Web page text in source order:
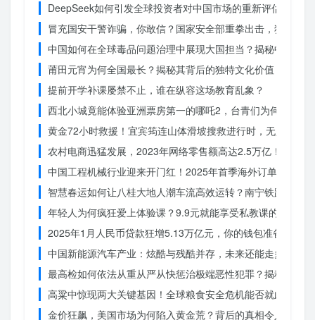
DeepSeek如何引发全球投资者对中国市场的重新评估？
冒充国安干警诈骗，你敢信？国家安全部重拳出击，犯罪团
中国如何在全球毒品问题治理中展现大国担当？揭秘中国方
莆田元宵为何全国最长？揭秘其背后的独特文化价值
提前开学补课屡禁不止，谁在纵容这场教育乱象？
西北小城竟能体验亚洲票房第一的哪吒2，台青们为何如此惊
黄金72小时救援！宜宾筠连山体滑坡搜救进行时，无人机遥
农村电商迅猛发展，2023年网络零售额高达2.5万亿！你还在
中国工程机械行业迎来开门红！2025年首季海外订单激增，
智慧春运如何让八桂大地人潮车流高效运转？南宁铁路枢纽
年轻人为何疯狂爱上体验课？9.9元就能享受私教课的秘密
2025年1月人民币贷款狂增5.13万亿元，你的钱包准备好了吗
中国新能源汽车产业：炫酷与残酷并存，未来还能走多远？
最高检如何依法从重从严从快惩治极端恶性犯罪？揭秘重大
高粱中惊现两大关键基因！全球粮食安全危机能否就此终结？
金价狂飙，美国市场为何陷入黄金荒？背后的真相令人